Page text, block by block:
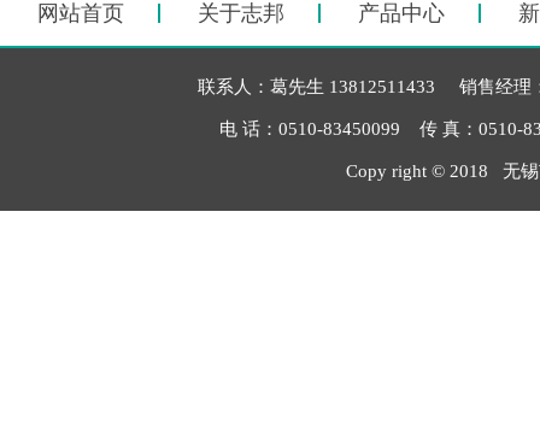
网站首页 关于志邦 产品中心
联系人：葛先生 13812511433 销售经理
电 话：0510-83450099 传 真：0510-
Copy right © 2018 无